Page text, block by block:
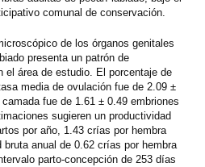
comunal de conservación.
de los órganos genitales
presenta un patrón de
el área de estudio. El porcentaje de
media de ovulación fue de 2.09 ±
fue de 1.61 ± 0.49 embriones
sugieren un productividad
por año, 1.43 crías por hembra
anual de 0.62 crías por hembra
parto-concepción de 253 días